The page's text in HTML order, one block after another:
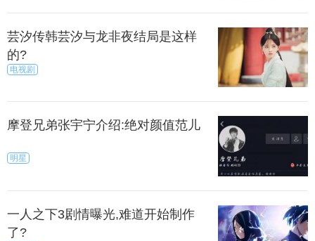
芸汐传韩芸汐与龙非夜结局是这样
的?
电视剧
摩登兄弟张宇宁介绍:绝对颜值范儿
明星
一人之下3剧情曝光,难道开始制作
了?